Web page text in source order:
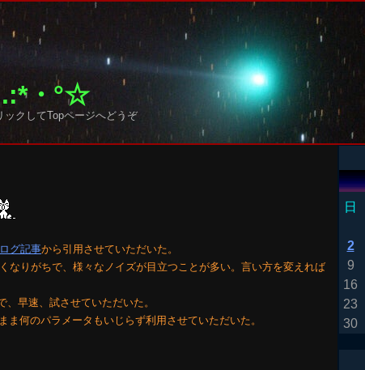
.:*・°☆
クしてTopページへどうぞ
グ記事から引用させていただいた。
なりがちで、様々なノイズが目立つことが多い。言い方を変えれば
早速、試させていただいた。
何のパラメータもいじらず利用させていただいた。
日
2
9
16
23
30